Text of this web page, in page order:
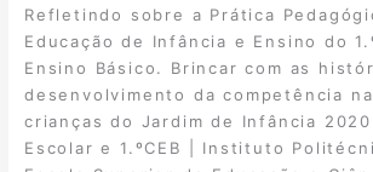
Refletindo sobre a Prática
Educação de Infância e Ensino do
Ensino Básico. Brincar com as
desenvolvimento da competência
crianças do Jardim de Infância 2020
Escolar e 1.ºCEB | Instituto